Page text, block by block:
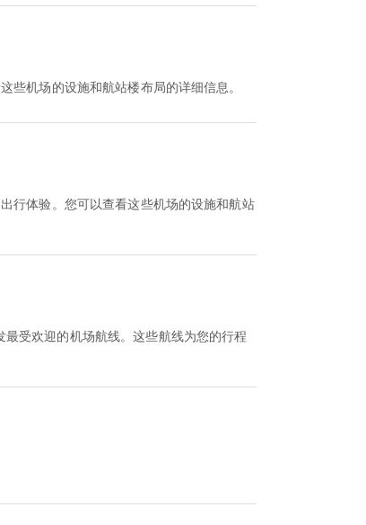
些机场的设施和航站楼布局的详细信息。
行体验。您可以查看这些机场的设施和航站
最受欢迎的机场航线。这些航线为您的行程